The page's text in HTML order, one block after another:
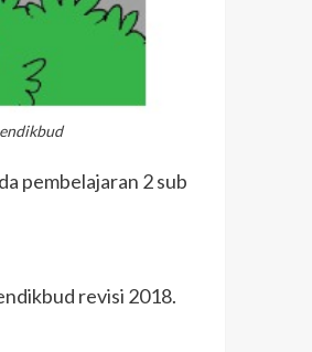
pembelajaran 2 sub
revisi 2018.